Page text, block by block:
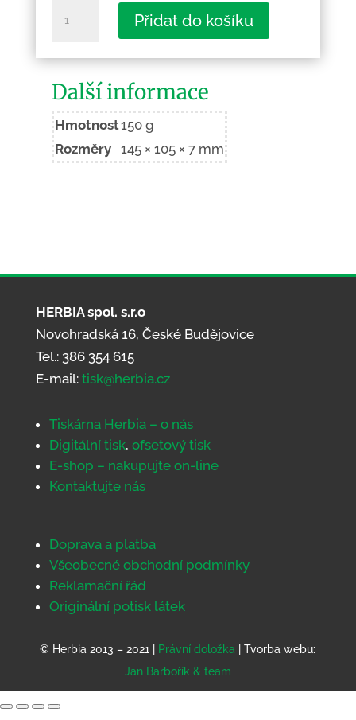
množství
Přidat do košíku
Další informace
Hmotnost150 g
Rozměry
145 × 105 × 7 mm
HERBIA spol. s.r.o
Novohradská 16, České Budějovice
Tel.: 386 354 615
E-mail: tisk@herbia.cz
Tiskárna Herbia – o nás
Digitální tisk, ofsetový tisk
E-shop – nakupujte on-line
Kontaktujte nás
Doprava a platba
Všeobecné obchodní podmínky
Reklamační řád
Originální potisk látek
© Herbia 2013 – 2021 | Právní doložka | Tvorba webu:
Jan Barbořík & team